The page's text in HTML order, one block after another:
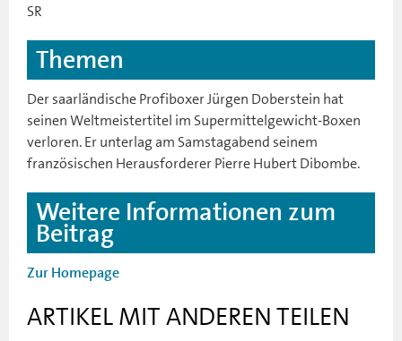
SR
Themen
Der saarländische Profiboxer Jürgen Doberstein hat
seinen Weltmeistertitel im Supermittelgewicht-Boxen
verloren. Er unterlag am Samstagabend seinem
französischen Herausforderer Pierre Hubert Dibombe.
Weitere Informationen zum
Beitrag
Zur Homepage
ARTIKEL MIT ANDEREN TEILEN